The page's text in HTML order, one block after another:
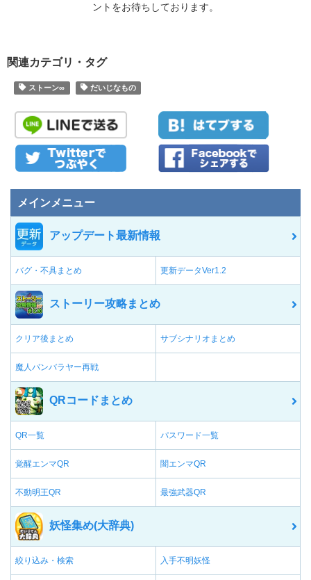
ントをお待ちしております。
関連カテゴリ・タグ
ストーン∞ だいじなもの
メインメニュー
アップデート最新情報
バグ・不具まとめ 更新データVer1.2
ストーリー攻略まとめ
クリア後まとめ サブシナリオまとめ
魔人バンバラヤー再戦
QRコードまとめ
QR一覧 パスワード一覧
覚醒エンマQR 闇エンマQR
不動明王QR 最強武器QR
妖怪集め(大辞典)
絞り込み・検索 入手不明妖怪